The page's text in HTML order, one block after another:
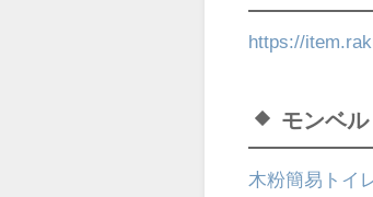
https://
モンベル
木粉簡易トイ